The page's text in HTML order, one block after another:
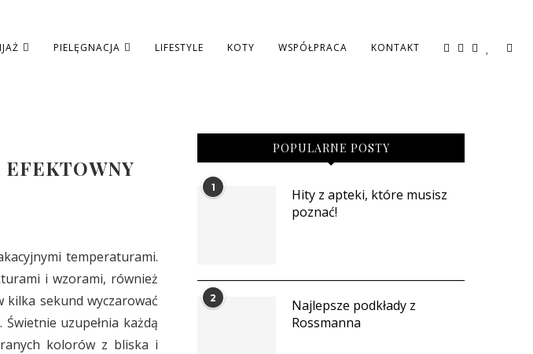
PIELĘGNACJA LIFESTYLE KOTY WSPÓŁPRACA KONTAKT
temperaturami.
i wzorami, również
kilka sekund wyczarować
uzupełnia każdą
kolorów z bliska i
POPULARNE POSTY
1
Hity z apteki, które musisz
poznać!
2
Najlepsze podkłady z
Rossmanna